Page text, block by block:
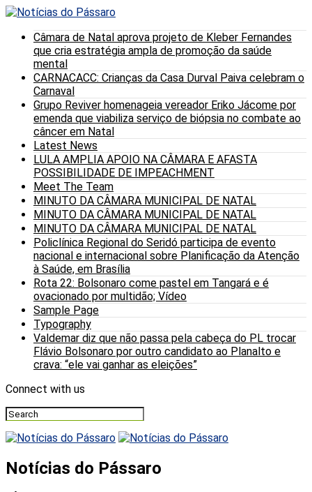
Câmara de Natal aprova projeto de Kleber Fernandes
que cria estratégia ampla de promoção da saúde
mental
CARNACACC: Crianças da Casa Durval Paiva celebram o
Carnaval
Grupo Reviver homenageia vereador Eriko Jácome por
emenda que viabiliza serviço de biópsia no combate ao
câncer em Natal
Latest News
LULA AMPLIA APOIO NA CÂMARA E AFASTA
POSSIBILIDADE DE IMPEACHMENT
Meet The Team
MINUTO DA CÂMARA MUNICIPAL DE NATAL
MINUTO DA CÂMARA MUNICIPAL DE NATAL
MINUTO DA CÂMARA MUNICIPAL DE NATAL
Policlínica Regional do Seridó participa de evento
nacional e internacional sobre Planificação da Atenção
à Saúde, em Brasília
Rota 22: Bolsonaro come pastel em Tangará e é
ovacionado por multidão; Vídeo
Sample Page
Typography
Valdemar diz que não passa pela cabeça do PL trocar
Flávio Bolsonaro por outro candidato ao Planalto e
crava: “ele vai ganhar as eleições”
Connect with us
Notícias do Pássaro